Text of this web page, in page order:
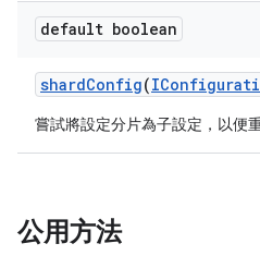
default boolean
shardConfig(
嘗試將設定分片為子設定，以便
公用方法